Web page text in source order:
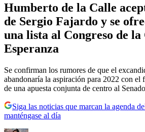
Humberto de la Calle
de Sergio Fajardo y se
una lista al Congreso de
Esperanza
Se confirman los rumores de que el
abandonaría la aspiración para 2022 con el
de una apuesta conjunta de centro al
Siga las noticias que marcan la agenda
manténgase al día